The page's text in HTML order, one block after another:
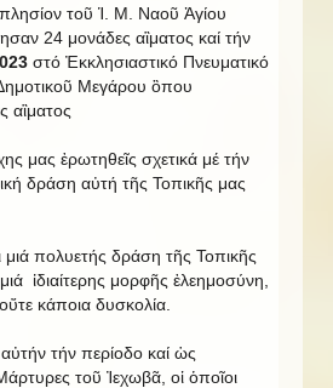
τοῦ Ἱ. Μ. Ναοῦ Ἁγίου
24 μονάδες αἳματος καί τήν
στό Ἐκκλησιαστικό Πνευματικό
Μεγάρου ὃπου
αἳματος
μας ἐρωτηθεῖς σχετικά μέ τήν
δράση αὐτή τῆς Τοπικῆς μας
μιά πολυετής δράση τῆς Τοπικῆς
ἰδιαίτερης μορφῆς ἐλεημοσύνη,
κάποια δυσκολία.
αὐτήν τήν περίοδο καί ὡς
τοῦ Ἰεχωβᾶ, οἱ ὁποῖοι